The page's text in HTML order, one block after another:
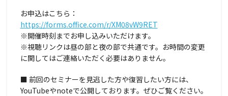
お申込はこちら：
https://forms.office.com/r/XM08vW9RET
※開催時刻までお申し込みいただけます。
※視聴リンクは昼の部と夜の部で共通です。お時間の変更
に関してはご連絡いただく必要はありません。
■ 前回のセミナーを見逃した方や復習したい方には、
YouTubeやnoteで公開しております。ぜひご覧ください。